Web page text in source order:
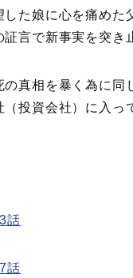
た娘に心を痛めた
言で新事実を突き
の真相を暴く為に同
（投資会社）に入っ
話
話